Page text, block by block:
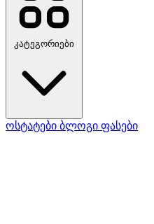
კატეგორიები
ოსტატები ბლოგი ფასები